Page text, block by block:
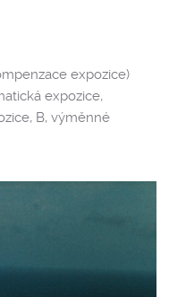
expozice)
expozice,
B, výměnné